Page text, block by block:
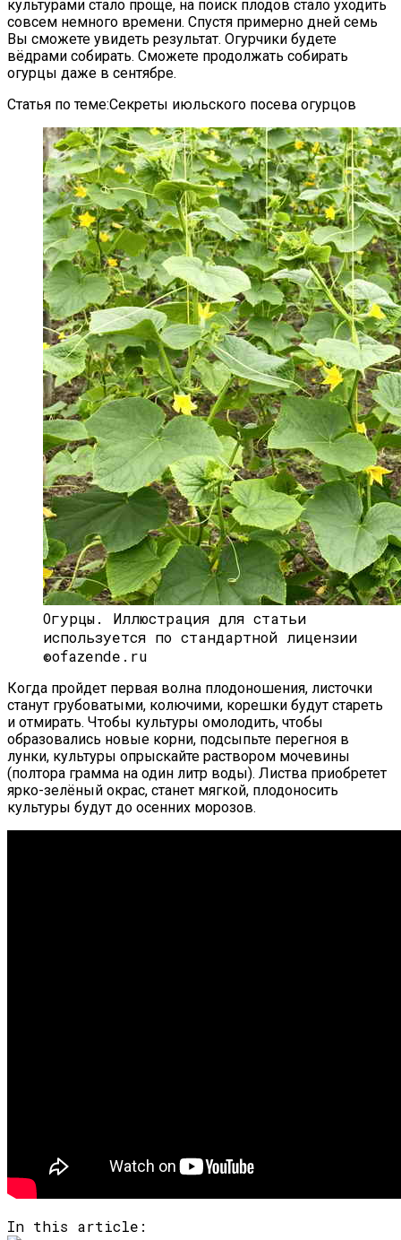
культурами стало проще, на поиск плодов стало уходить
совсем немного времени. Спустя примерно дней семь
Вы сможете увидеть результат. Огурчики будете
вёдрами собирать. Сможете продолжать собирать
огурцы даже в сентябре.
Статья по теме:Секреты июльского посева огурцов
Огурцы. Иллюстрация для статьи
используется по стандартной лицензии
©ofazende.ru
Когда пройдет первая волна плодоношения, листочки
станут грубоватыми, колючими, корешки будут стареть
и отмирать. Чтобы культуры омолодить, чтобы
образовались новые корни, подсыпьте перегноя в
лунки, культуры опрыскайте раствором мочевины
(полтора грамма на один литр воды). Листва приобретет
ярко-зелёный окрас, станет мягкой, плодоносить
культуры будут до осенних морозов.
In this article: